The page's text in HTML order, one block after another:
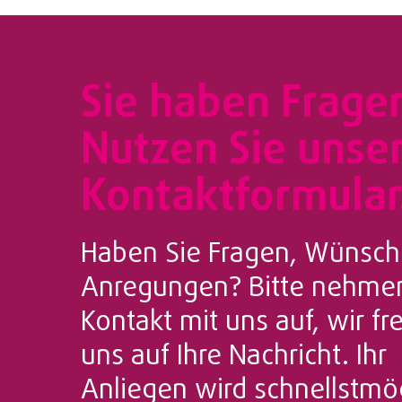
Sie haben
Nutzen Sie
Haben Sie Fragen,
Anregungen? Bitte
Kontakt mit uns auf, wir
uns auf Ihre Nachricht. Ihr
Anliegen wird